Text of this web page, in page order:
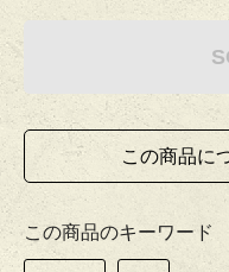
この商品に
この商品のキーワード